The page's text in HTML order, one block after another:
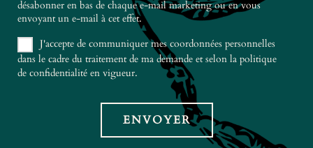
désabonner en bas de chaque e-mail marketing ou en vous
envoyant un e-mail à cet effet.
J'accepte de communiquer mes coordonnées personnelles
dans le cadre du traitement de ma demande et selon la politique
de confidentialité en vigueur.